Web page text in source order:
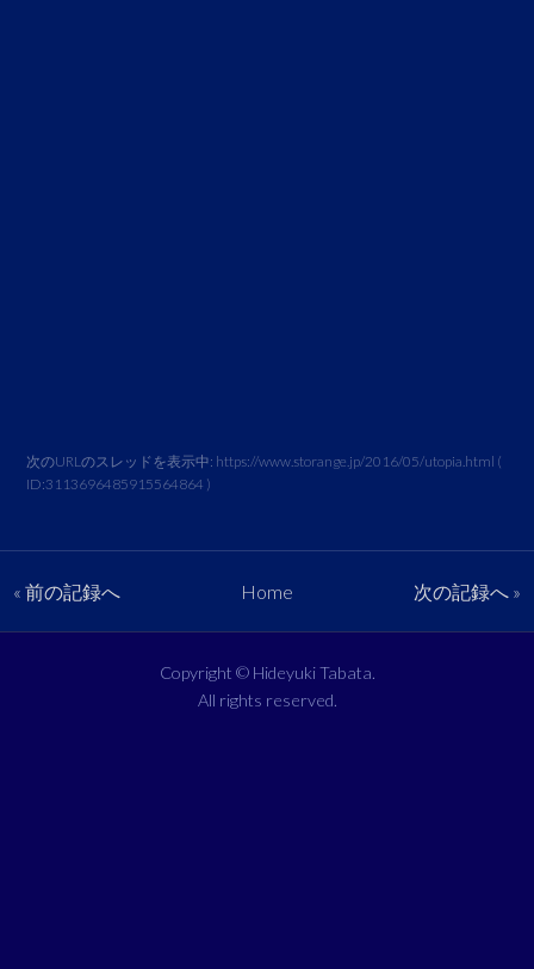
次のURLのスレッドを表示中: https://www.storange.jp/2016/05/utopia.html (
ID:3113696485915564864 )
« 前の記録へ Home 次の記録へ »
Copyright © Hideyuki Tabata.
All rights reserved.